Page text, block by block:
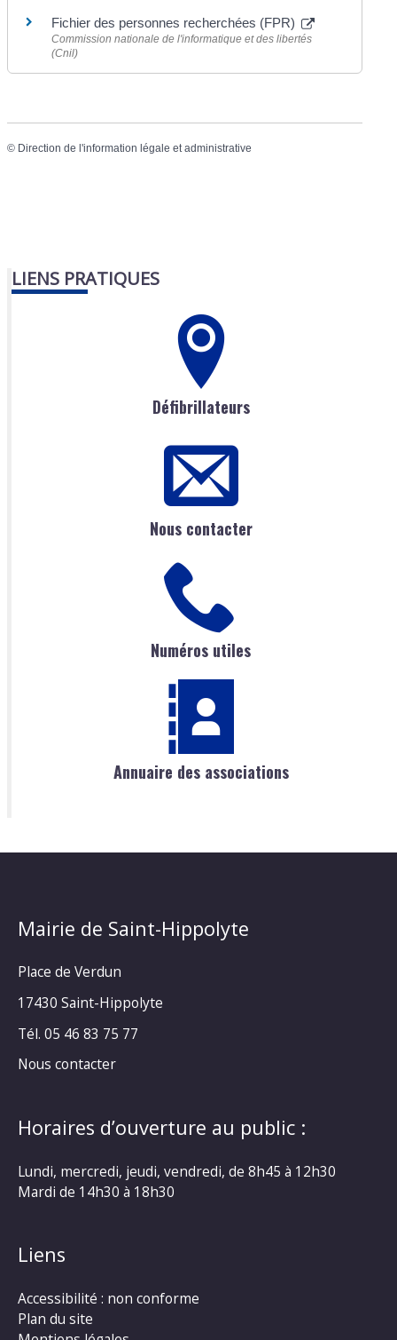
Fichier des personnes recherchées (FPR)
Commission nationale de l'informatique et des libertés
(Cnil)
© Direction de l'information légale et administrative
LIENS PRATIQUES
Défibrillateurs
Nous contacter
Numéros utiles
Annuaire des associations
Mairie de Saint-Hippolyte
Place de Verdun
17430 Saint-Hippolyte
Tél. 05 46 83 75 77
Nous contacter
Horaires d’ouverture au public :
Lundi, mercredi, jeudi, vendredi, de 8h45 à 12h30
Mardi de 14h30 à 18h30
Liens
Accessibilité : non conforme
Plan du site